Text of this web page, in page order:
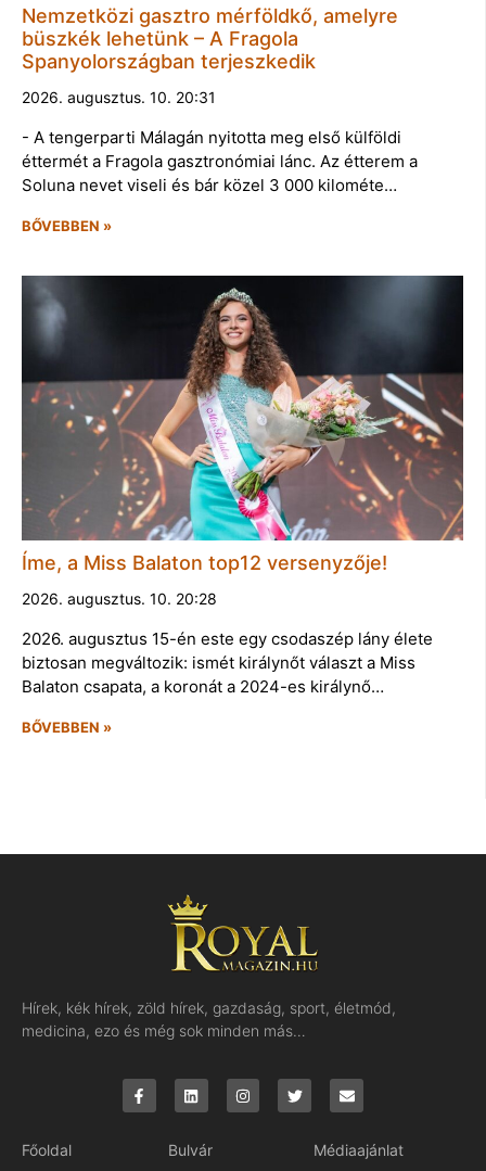
Nemzetközi gasztro mérföldkő, amelyre
büszkék lehetünk – A Fragola
Spanyolországban terjeszkedik
2026. augusztus. 10. 20:31
- A tengerparti Málagán nyitotta meg első külföldi
éttermét a Fragola gasztronómiai lánc. Az étterem a
Soluna nevet viseli és bár közel 3 000 kilométe…
BŐVEBBEN »
Íme, a Miss Balaton top12 versenyzője!
2026. augusztus. 10. 20:28
2026. augusztus 15-én este egy csodaszép lány élete
biztosan megváltozik: ismét királynőt választ a Miss
Balaton csapata, a koronát a 2024-es királynő…
BŐVEBBEN »
Hírek, kék hírek, zöld hírek, gazdaság, sport, életmód,
medicina, ezo és még sok minden más…
Főoldal
Bulvár
Médiaajánlat